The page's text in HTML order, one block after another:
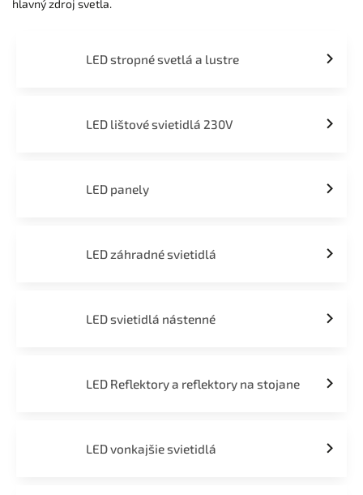
hlavný zdroj svetla.
LED stropné svetlá a lustre
LED lištové svietidlá 230V
LED panely
LED záhradné svietidlá
LED svietidlá nástenné
LED Reflektory a reflektory na stojane
LED vonkajšie svietidlá